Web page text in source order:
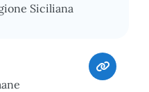
Siciliana